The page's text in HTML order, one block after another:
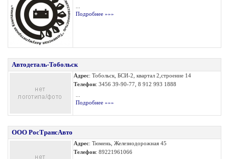
Подробнее »»»
Автодеталь-Тобольск
Адрес: Тобольск, БСИ-2, квартал 2,строение 14
Телефон: 3456 39-90-77, 8 912 993 1888
Подробнее »»»
ООО РосТрансАвто
Адрес: Тюмень, Железнодорожная 45
Телефон: 89221961066